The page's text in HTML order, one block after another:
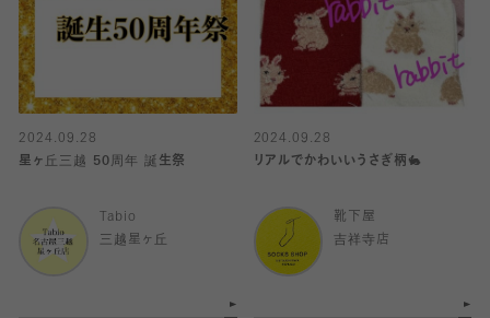
2024.09.28
星ヶ丘三越 50周年 誕生祭
Tabio
三越星ヶ丘
2024.09.28
リアルでかわいいうさぎ柄🐇
靴下屋
吉祥寺店